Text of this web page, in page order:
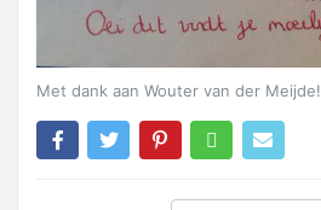
Met dank aan Wouter van der Meijde!